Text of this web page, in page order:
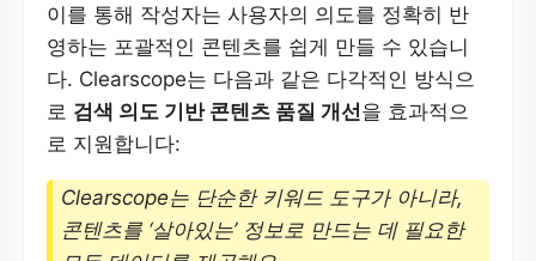
이를 통해 작성자는 사용자의 의도를 정확히 반
영하는 포괄적인 콘텐츠를 쉽게 만들 수 있습니
다. Clearscope는 다음과 같은 다각적인 방식으
로 검색 의도 기반 콘텐츠 품질 개선을 효과적으
로 지원합니다:
Clearscope는 단순한 키워드 도구가 아니라,
콘텐츠를 ‘살아있는’ 정보로 만드는 데 필요한